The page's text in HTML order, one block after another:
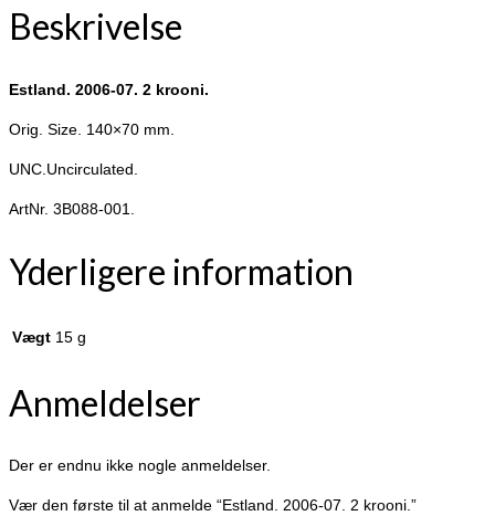
Beskrivelse
Estland. 2006-07. 2 krooni.
Orig. Size. 140×70 mm.
UNC.Uncirculated.
ArtNr. 3B088-001.
Yderligere information
Vægt 15 g
Anmeldelser
Der er endnu ikke nogle anmeldelser.
Vær den første til at anmelde “Estland. 2006-07. 2 krooni.”